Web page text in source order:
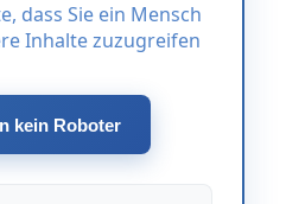
dass Sie ein Mensch
Inhalte zuzugreifen
kein Roboter